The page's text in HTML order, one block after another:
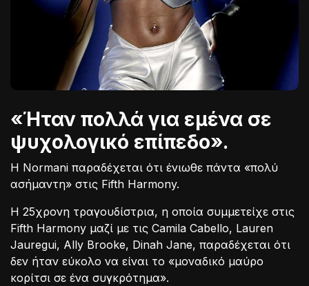
«Ήταν πολλά για εμένα σε
ψυχολογικό επίπεδο».
Η Normani παραδέχεται ότι ένιωθε πάντα «πολύ
ασήμαντη» στις Fifth Harmony.
Η 25χρονη τραγουδίστρια, η οποία συμμετείχε στις
Fifth Harmony μαζί με τις Camila Cabello, Lauren
Jauregui, Ally Brooke, Dinah Jane, παραδέχεται ότι
δεν ήταν εύκολο να είναι το «μοναδικό μαύρο
κορίτσι σε ένα συγκρότημα».